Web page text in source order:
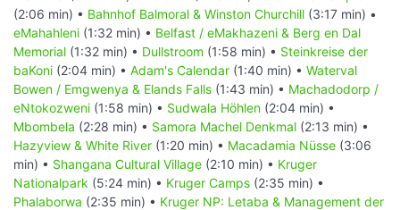
(2:06 min) • Bahnhof Balmoral & Winston Churchill (3:17 min) •
eMahahleni (1:32 min) • Belfast / eMakhazeni & Berg en Dal
Memorial (1:32 min) • Dullstroom (1:58 min) • Steinkreise der
baKoni (2:04 min) • Adam's Calendar (1:40 min) • Waterval
Bowen / Emgwenya & Elands Falls (1:43 min) • Machadodorp /
eNtokozweni (1:58 min) • Sudwala Höhlen (2:04 min) •
Mbombela (2:28 min) • Samora Machel Denkmal (2:13 min) •
Hazyview & White River (1:20 min) • Macadamia Nüsse (3:06
min) • Shangana Cultural Village (2:10 min) • Kruger
Nationalpark (5:24 min) • Kruger Camps (2:35 min) •
Phalaborwa (2:35 min) • Kruger NP: Letaba & Management der